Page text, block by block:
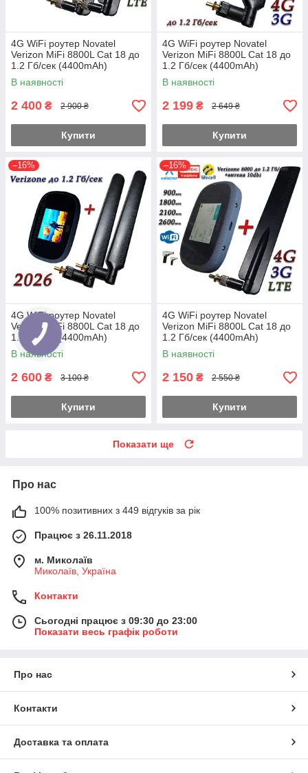
4G WiFi роутер Novatel
Verizon MiFi 8800L Cat 18 до
1.2 Гб/сек (4400mAh)
(KS,VD,Life) с 2 ант.10dbi
Укр+Pro
В наявності
2 400 ₴ 2 900 ₴
Купити
4G WiFi роутер Novatel
Verizon MiFi 8800L Cat 18 до
1.2 Гб/сек (4400mAh)
(KS,VD,Life) с антеной 12dbi
Укр+Pro
В наявності
2 199 ₴ 2 649 ₴
Купити
–16%
4G WiFi роутер Novatel
Verizon MiFi 8800L Cat 18 до
1.2 Гб/сек (4400mAh)
(KS,VD,Life) с 2 антен. 12dbi
Укр (прош. 2026р.)
В наявності
2 600 ₴ 3 100 ₴
Купити
–16%
4G WiFi роутер Novatel
Verizon MiFi 8800L Cat 18 до
1.2 Гб/сек (4400mAh)
(KS,VD,Life) с антенной 10dbi
Укр+Pro
В наявності
2 150 ₴ 2 550 ₴
Купити
Показати ще
Про нас
100% позитивних з 449 відгуків за рік
Працює з 26.11.2018
м. Миколаїв
Миколаїв, Україна
Контакти
Сьогодні працює з 09:30 до 23:00
Показати весь графік роботи
Про нас
Контакти
Доставка та оплата